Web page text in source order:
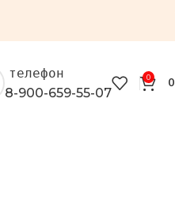
телефон
8-900-659-55-07
0 0